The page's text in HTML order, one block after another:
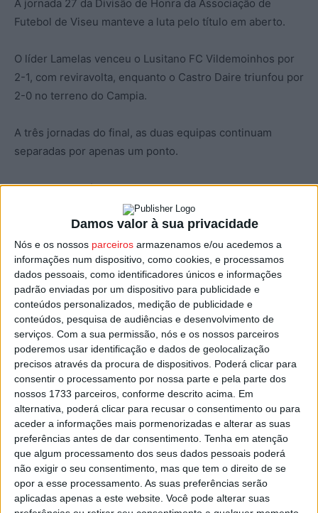
Damos valor à sua privacidade
Nós e os nossos parceiros armazenamos e/ou acedemos a
informações num dispositivo, como cookies, e processamos
dados pessoais, como identificadores únicos e informações
padrão enviadas por um dispositivo para publicidade e
conteúdos personalizados, medição de publicidade e
conteúdos, pesquisa de audiências e desenvolvimento de
serviços. Com a sua permissão, nós e os nossos parceiros
poderemos usar identificação e dados de geolocalização
precisos através da procura de dispositivos. Poderá clicar para
consentir o processamento por nossa parte e pela parte dos
nossos 1733 parceiros, conforme descrito acima. Em
alternativa, poderá clicar para recusar o consentimento ou para
aceder a informações mais pormenorizadas e alterar as suas
preferências antes de dar consentimento. Tenha em atenção
que algum processamento dos seus dados pessoais poderá
não exigir o seu consentimento, mas que tem o direito de se
opor a esse processamento. As suas preferências serão
aplicadas apenas a este website. Você pode alterar suas
A jornada 27 da Divisão de Honra da Associação de
Futebol de Viseu manteve a luta pelo título em aberto.
O líder Lamelas venceu o Lusitano FC Vildemoinhos por
2-1, com reviravolta, enquanto o Castro Daire triunfou por
2-0 no terreno do Campia.
A três jornadas do final, as duas equipas continuam
separadas por apenas um ponto.
Resultados da jornada 27:
Carvalhais 2 – Moimenta da Beira 1
Nelas 3 – Sampedrense 2
Carregal do Sal 2 – Sátão 1
Campia 0 – Castro Daire 2
Nespereira 3 – Mangualde 1
Penalva do Castelo 3 – Oliveira de Frades 0
Ferreira d’ Aves 1 – Vale de Açores 2
Lamelas 2 – Lusitano 1
Na classificação, o Lamelas lidera com 66 pontos,
seguido do Castro Daire com 65. O Penalva do Castelo
ocupa o terceiro lugar, com 53 pontos.